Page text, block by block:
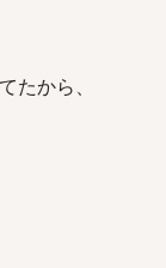
たから、